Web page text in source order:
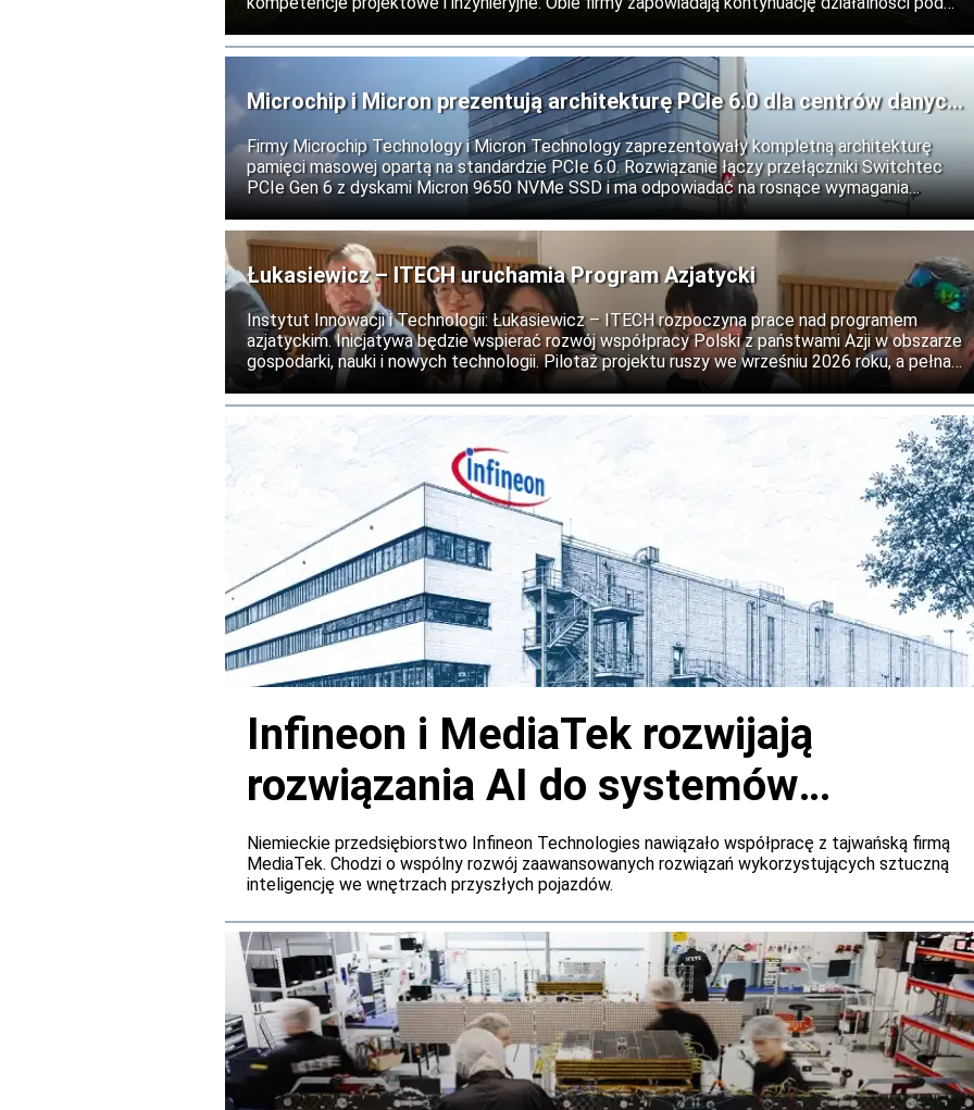
Microchip i Micron prezentują architekturę PCIe 6.0 dla centrów danych
Firmy Microchip Technology i Micron Technology zaprezentowały kompletną architekturę
pamięci masowej opartą na standardzie PCIe 6.0. Rozwiązanie łączy przełączniki Switchtec
PCIe Gen 6 z dyskami Micron 9650 NVMe SSD i ma odpowiadać na rosnące wymagania
centrów danych obsługujących sztuczną inteligencję, obliczenia wysokiej wydajności oraz
usługi chmurowe.
Łukasiewicz – ITECH uruchamia Program Azjatycki
Instytut Innowacji i Technologii: Łukasiewicz – ITECH rozpoczyna prace nad programem
azjatyckim. Inicjatywa będzie wspierać rozwój współpracy Polski z państwami Azji w obszarze
gospodarki, nauki i nowych technologii. Pilotaż projektu ruszy we wrześniu 2026 roku, a pełna
realizacja programu planowana jest na 2027 rok.
Infineon i MediaTek rozwijają
rozwiązania AI do systemów
pokładowych samochodów
Niemieckie przedsiębiorstwo Infineon Technologies nawiązało współpracę z tajwańską firmą
MediaTek. Chodzi o wspólny rozwój zaawansowanych rozwiązań wykorzystujących sztuczną
inteligencję we wnętrzach przyszłych pojazdów.